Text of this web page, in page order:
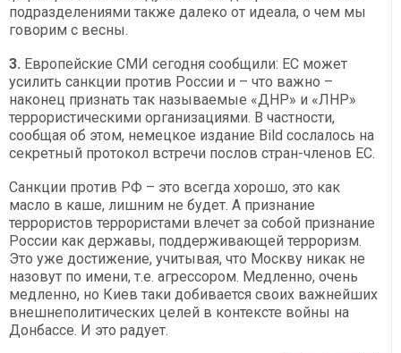
подразделениями также далеко от идеала, о чем мы
говорим с весны.
3. Европейские СМИ сегодня сообщили: ЕС может
усилить санкции против России и – что важно –
наконец признать так называемые «ДНР» и «ЛНР»
террористическими организациями. В частности,
сообщая об этом, немецкое издание Bild сослалось на
секретный протокол встречи послов стран-членов ЕС.
Санкции против РФ – это всегда хорошо, это как
масло в каше, лишним не будет. А признание
террористов террористами влечет за собой признание
России как державы, поддерживающей терроризм.
Это уже достижение, учитывая, что Москву никак не
назовут по имени, т.е. агрессором. Медленно, очень
медленно, но Киев таки добивается своих важнейших
внешнеполитических целей в контексте войны на
Донбассе. И это радует.